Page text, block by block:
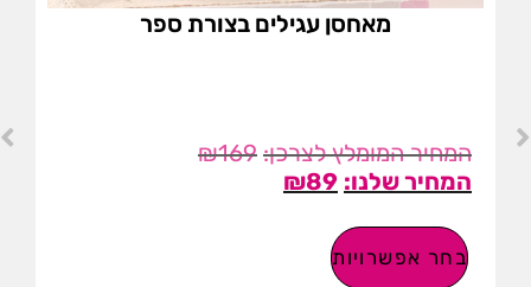
מאחסן עגילים בצורת ספר
₪169
₪89
בחר אפשרויות